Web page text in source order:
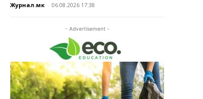
Журнал.мк - 06.08.2026 17:38
- Advertisement -